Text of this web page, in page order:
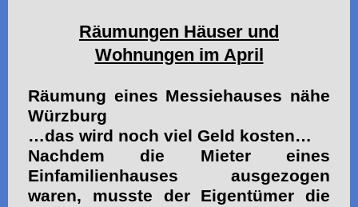
Räumungen Häuser und
Wohnungen im April
Räumung eines Messiehauses nähe
Würzburg
…das wird noch viel Geld kosten…
Nachdem die Mieter eines
Einfamilienhauses ausgezogen
waren, musste der Eigentümer die